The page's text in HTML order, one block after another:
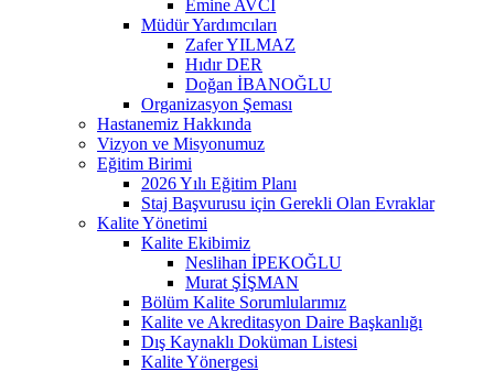
Emine AVCI
Müdür Yardımcıları
Zafer YILMAZ
Hıdır DER
Doğan İBANOĞLU
Organizasyon Şeması
Hastanemiz Hakkında
Vizyon ve Misyonumuz
Eğitim Birimi
2026 Yılı Eğitim Planı
Staj Başvurusu için Gerekli Olan Evraklar
Kalite Yönetimi
Kalite Ekibimiz
Neslihan İPEKOĞLU
Murat ŞİŞMAN
Bölüm Kalite Sorumlularımız
Kalite ve Akreditasyon Daire Başkanlığı
Dış Kaynaklı Doküman Listesi
Kalite Yönergesi